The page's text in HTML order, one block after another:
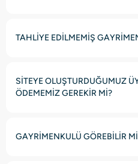
TAHLİYE EDİLMEMİŞ
SİTEYE OLUŞTURDUĞUMUZ
ÖDEMEMİZ GEREKİR Mİ?
GAYRİMENKULÜ GÖREBİLİR